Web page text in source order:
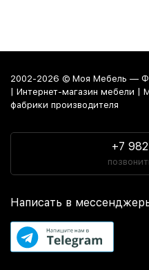
2002-2026 © Моя Мебель —
| Интернет-магазин мебели |
фабрики производителя
+7 982
Написать в